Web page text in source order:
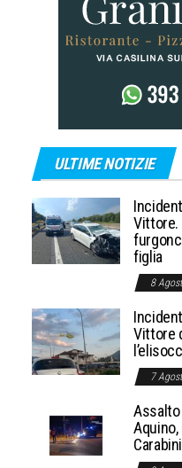
ULTIME NOTIZIE
Vittore.
figlia
8
Vittore
7
Assalto